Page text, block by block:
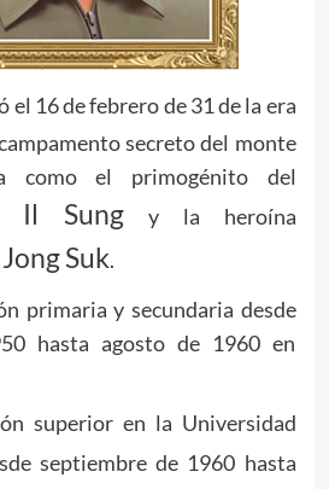
el 16 de febrero de 31 de la era
secreto del monte
como el primogénito del
Il Sung y la heroína
Suk.
primaria y secundaria desde
hasta agosto de 1960 en
superior en la Universidad
septiembre de 1960 hasta